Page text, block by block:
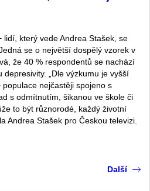
lidí, který vede Andrea Stašek, se
se o největší dospělý vzorek v
že 40 % respondentů se nachází
„Dle výzkumu je vyšší
nejčastěji spojeno s
s odmítnutím, šikanou ve škole či
to být různorodé, každý životní
Andrea Stašek pro Českou televizi.
Další